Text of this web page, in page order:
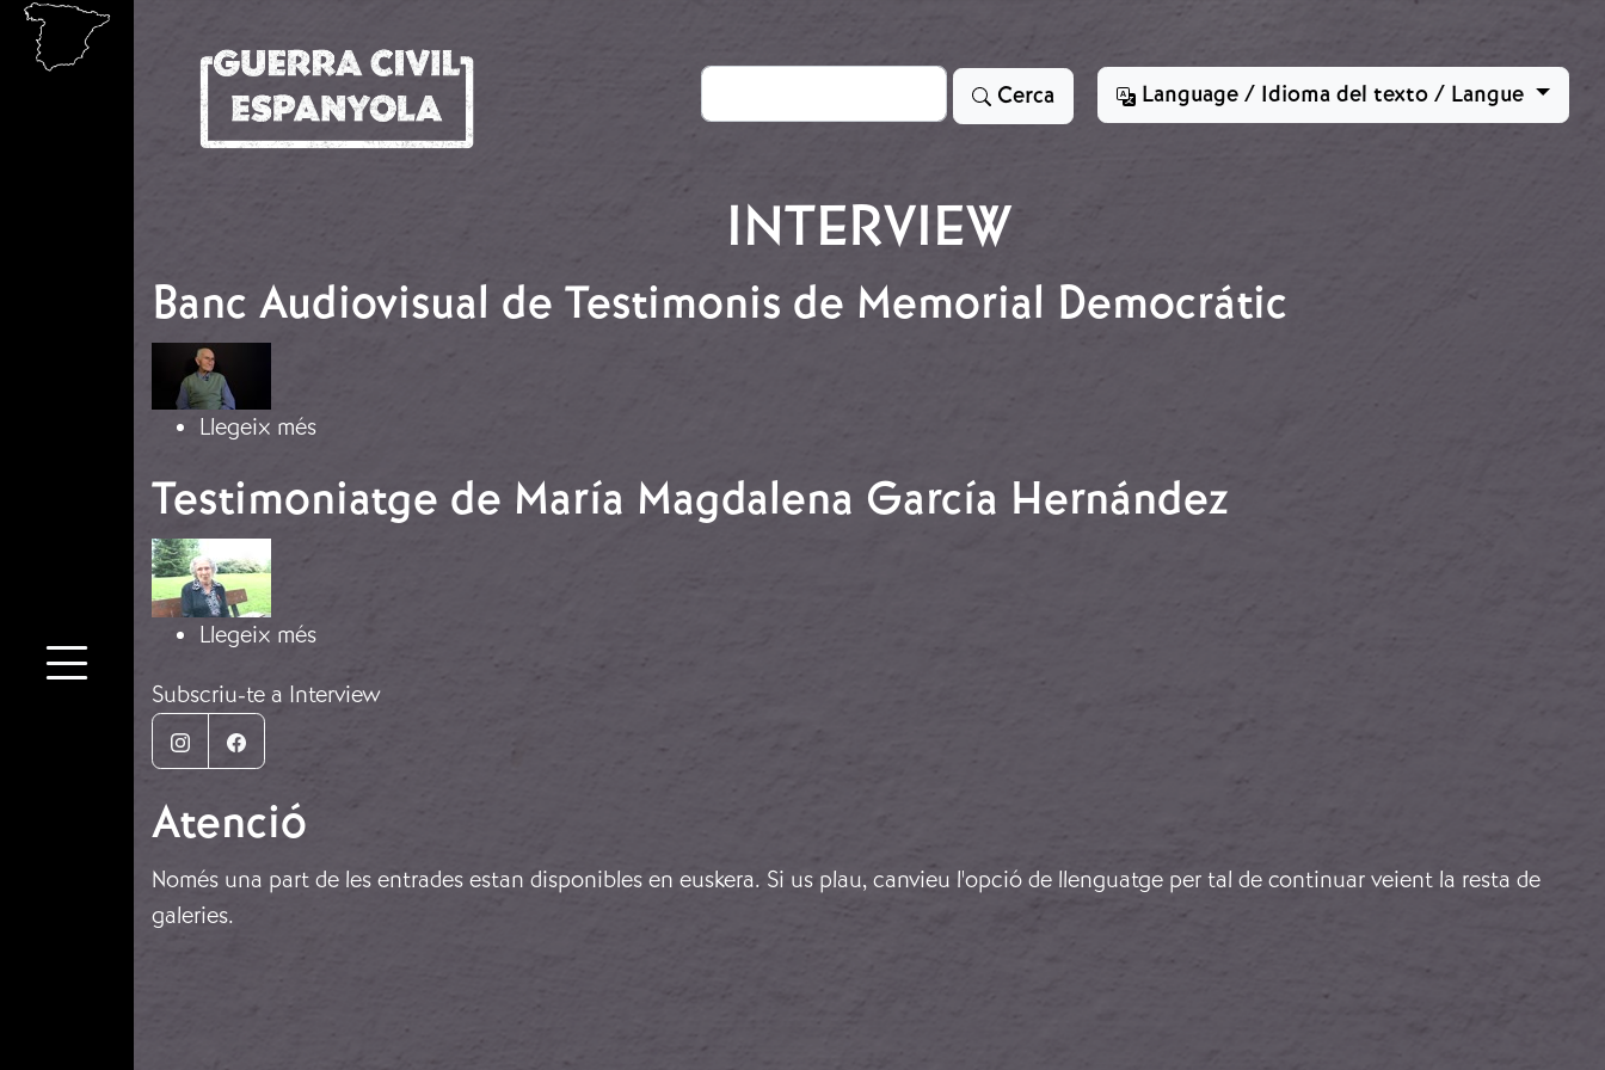
Vés al contingut
Cerca Cerca Language / Idioma del texto / Langue
INTERVIEW
Banc Audiovisual de Testimonis de Memorial Democrátic
Imatge
Llegeix méssobre Banc Audiovisual de Testimonis de Memorial Democrátic
Testimoniatge de María Magdalena García Hernández
Imatge
Llegeix méssobre Testimoniatge de María Magdalena García Hernández
Subscriu-te a Interview
InstagramFacebook
Atenció
Només una part de les entrades estan disponibles en euskera. Si us plau, canvieu l'opció de llenguatge per tal de continuar veient la resta de
galeries.